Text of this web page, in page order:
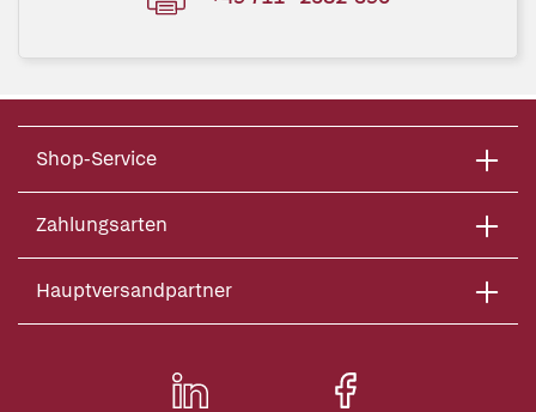
Shop-Service
Zahlungsarten
Hauptversandpartner